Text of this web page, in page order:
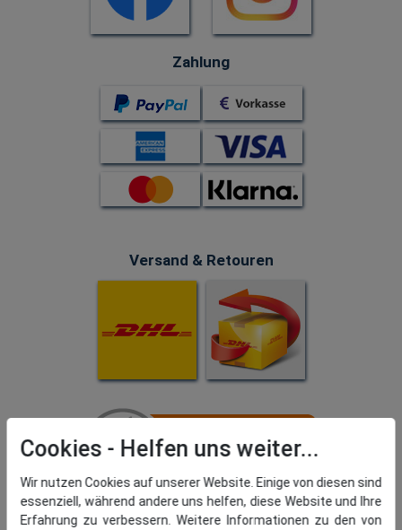
Zahlung
Versand & Retouren
Cookies
Wir nutzen Cookies auf unserer Website. Einige von diesen sind
essenziell, während andere uns helfen, diese Website und Ihre
Erfahrung zu verbessern. Weitere Informationen zu den von